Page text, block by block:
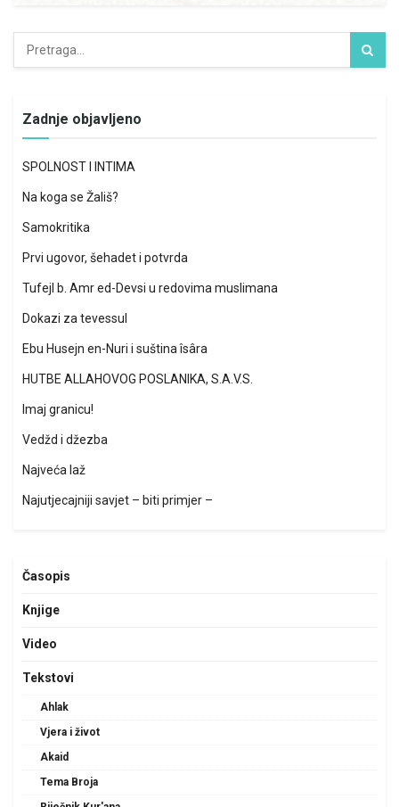
Zadnje objavljeno
SPOLNOST I INTIMA
Na koga se Žališ?
Samokritika
Prvi ugovor, šehadet i potvrda
Tufejl b. Amr ed-Devsi u redovima muslimana
Dokazi za tevessul
Ebu Husejn en-Nuri i suština îsâra
HUTBE ALLAHOVOG POSLANIKA, S.A.V.S.
Imaj granicu!
Vedžd i džezba
Najveća laž
Najutjecajniji savjet – biti primjer –
Časopis
Knjige
Video
Tekstovi
Ahlak
Vjera i život
Akaid
Tema Broja